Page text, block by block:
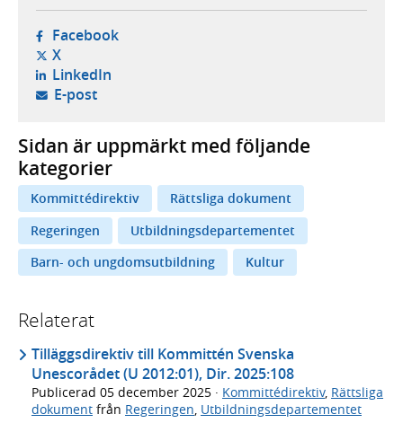
Facebook- öppnas i ny flik, extern webbplats,
X- öppnas i ny flik, extern webbplats,
LinkedIn- öppnas i ny flik, extern webbplats,
E-post- öppnar din e-postklient,
Sidan är uppmärkt med följande
kategorier
Kommittédirektiv
Rättsliga dokument
Regeringen
Utbildningsdepartementet
Barn- och ungdomsutbildning
Kultur
Relaterat
Tilläggsdirektiv till Kommittén Svenska
Unescorådet (U 2012:01), Dir. 2025:108
Publicerad 05 december 2025 · Kommittédirektiv, Rättsliga
dokument från Regeringen, Utbildningsdepartementet